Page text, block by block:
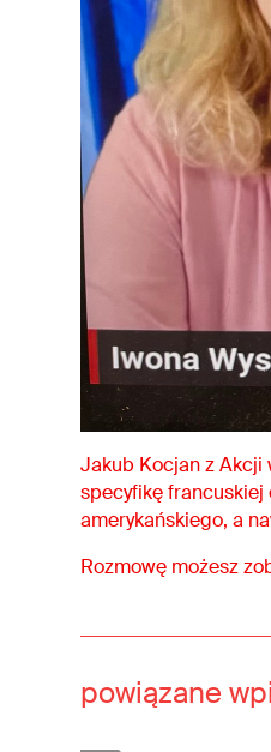
Jakub Kocjan z Akcji
specyfikę francuskiej
amerykańskiego, a
Rozmowę możesz
powiązane